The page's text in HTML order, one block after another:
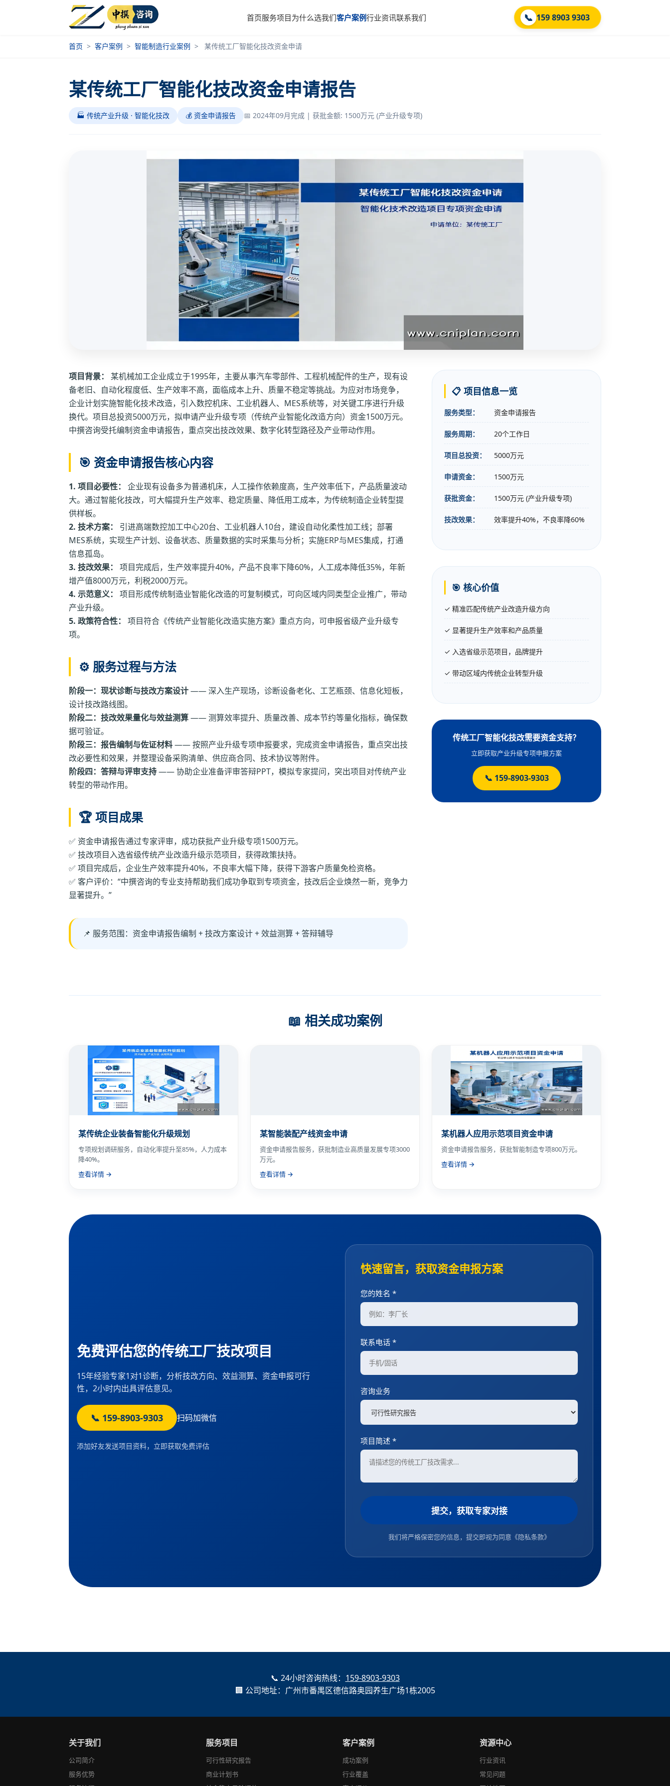
首页服务项目为什么选我们客户案例行业资讯联系我们 📞 159 8903 9303
首页 > 客户案例 > 智能制造行业案例 > 某传统工厂智能化技改资金申请
某传统工厂智能化技改资金申请报告
🏭 传统产业升级 · 智能化技改 💰 资金申请报告 📅 2024年09月完成 | 获批金额: 1500万元 (产业升级专项)
项目背景：
某机械加工企业成立于1995年，主要从事汽车零部件、工程机械配件的生产，现有设
备老旧、自动化程度低、生产效率不高，面临成本上升、质量不稳定等挑战。为应对市场竞争，
企业计划实施智能化技术改造，引入数控机床、工业机器人、MES系统等，对关键工序进行升级
换代。项目总投资5000万元，拟申请产业升级专项（传统产业智能化改造方向）资金1500万元。
中撰咨询受托编制资金申请报告，重点突出技改效果、数字化转型路径及产业带动作用。
🎯 资金申请报告核心内容
1. 项目必要性：
企业现有设备多为普通机床，人工操作依赖度高，生产效率低下，产品质量波动
大。通过智能化技改，可大幅提升生产效率、稳定质量、降低用工成本，为传统制造企业转型提
供样板。
2. 技术方案：
引进高端数控加工中心20台、工业机器人10台，建设自动化柔性加工线；部署
MES系统，实现生产计划、设备状态、质量数据的实时采集与分析；实施ERP与MES集成，打通
信息孤岛。
3. 技改效果：
项目完成后，生产效率提升40%，产品不良率下降60%，人工成本降低35%，年新
增产值8000万元，利税2000万元。
4. 示范意义：
项目形成传统制造业智能化改造的可复制模式，可向区域内同类型企业推广，带动
产业升级。
5. 政策符合性：
项目符合《传统产业智能化改造实施方案》重点方向，可申报省级产业升级专
项。
⚙️ 服务过程与方法
阶段一：现状诊断与技改方案设计—— 深入生产现场，诊断设备老化、工艺瓶颈、信息化短板，
设计技改路线图。
阶段二：技改效果量化与效益测算—— 测算效率提升、质量改善、成本节约等量化指标，确保数
据可验证。
阶段三：报告编制与佐证材料—— 按照产业升级专项申报要求，完成资金申请报告，重点突出技
改必要性和效果，并整理设备采购清单、供应商合同、技术协议等附件。
阶段四：答辩与评审支持—— 协助企业准备评审答辩PPT，模拟专家提问，突出项目对传统产业
转型的带动作用。
🏆 项目成果
✅ 资金申请报告通过专家评审，成功获批产业升级专项1500万元。
✅ 技改项目入选省级传统产业改造升级示范项目，获得政策扶持。
✅ 项目完成后，企业生产效率提升40%，不良率大幅下降，获得下游客户质量免检资格。
✅ 客户评价：“中撰咨询的专业支持帮助我们成功争取到专项资金，技改后企业焕然一新，竞争力
显著提升。”
📌 服务范围：资金申请报告编制 + 技改方案设计 + 效益测算 + 答辩辅导
📋 项目信息一览
服务类型： 资金申请报告
服务周期： 20个工作日
项目总投资： 5000万元
申请资金： 1500万元
获批资金： 1500万元 (产业升级专项)
技改效果： 效率提升40%，不良率降60%
🎯 核心价值
✓ 精准匹配传统产业改造升级方向
✓ 显著提升生产效率和产品质量
✓ 入选省级示范项目，品牌提升
✓ 带动区域内传统企业转型升级
传统工厂智能化技改需要资金支持？
立即获取产业升级专项申报方案
📞 159-8903-9303
📖 相关成功案例
某传统企业装备智能化升级规划
专项规划调研服务，自动化率提升至85%，人力成本
降40%。
查看详情 →
某机器人应用示范项目资金申请
资金申请报告服务，获批智能制造专项800万元。
查看详情 →
免费评估您的传统工厂技改项目
15年经验专家1对1诊断，分析技改方向、效益测算、资金申报可行
性，2小时内出具评估意见。
📞 159-8903-9303 扫码加微信
添加好友发送项目资料，立即获取免费评估
快速留言，获取资金申报方案
您的姓名 *
联系电话 *
咨询业务
项目简述 *
提交，获取专家对接
我们将严格保密您的信息，提交即视为同意 《隐私条款》
📞 24小时咨询热线： 159-8903-9303
🏢 公司地址：广州市番禺区德信路奥园养生广场1栋2005
关于我们
公司简介
服务优势
服务项目
可行性研究报告
商业计划书
客户案例
成功案例
行业覆盖
资源中心
行业资讯
常见问题